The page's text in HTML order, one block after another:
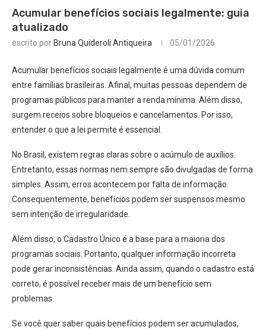
Acumular benefícios sociais legalmente: guia
atualizado
escrito por Bruna Quideroli Antiqueira 05/01/2026
Acumular benefícios sociais legalmente é uma dúvida comum
entre famílias brasileiras. Afinal, muitas pessoas dependem de
programas públicos para manter a renda mínima. Além disso,
surgem receios sobre bloqueios e cancelamentos. Por isso,
entender o que a lei permite é essencial.
No Brasil, existem regras claras sobre o acúmulo de auxílios.
Entretanto, essas normas nem sempre são divulgadas de forma
simples. Assim, erros acontecem por falta de informação.
Consequentemente, benefícios podem ser suspensos mesmo
sem intenção de irregularidade.
Além disso, o Cadastro Único é a base para a maioria dos
programas sociais. Portanto, qualquer informação incorreta
pode gerar inconsistências. Ainda assim, quando o cadastro está
correto, é possível receber mais de um benefício sem
problemas.
Se você quer saber quais benefícios podem ser acumulados,